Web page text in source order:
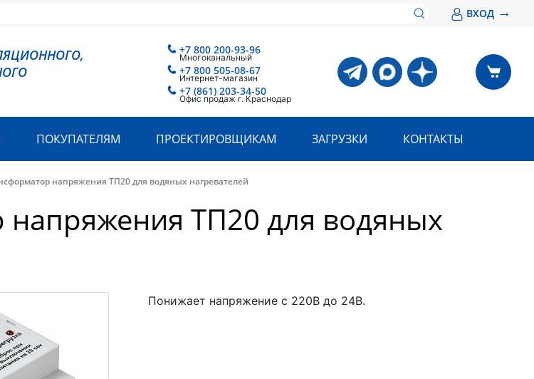
ВХОД →
+7 800 200-93-96
Многоканальный
+7 800 505-08-67
Интернет-магазин
+7 (861) 203-34-50
Офис продаж г. Краснодар
ПОКУПАТЕЛЯМ ПРОЕКТИРОВЩИКАМ ЗАГРУЗКИ КОНТАКТЫ
напряжения ТП20 для водяных нагревателей
напряжения ТП20 для водяных
Понижает напряжение с 220В до 24В.